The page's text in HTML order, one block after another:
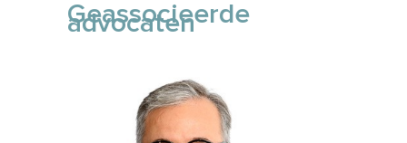
Geassocieerde
advocaten